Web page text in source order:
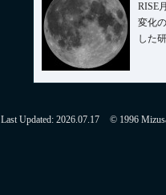
RISE
変化
した
Last Updated: 2026.07.17 © 1996